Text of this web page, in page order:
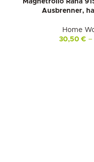
Magnetrollo Rana
Ausbrenner,
Home
30,50€